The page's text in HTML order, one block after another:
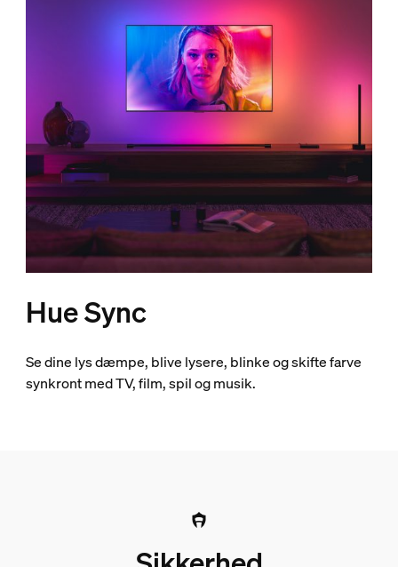
Hue Sync
Se dine lys dæmpe, blive lysere, blinke og skifte farve
synkront med TV, film, spil og musik.